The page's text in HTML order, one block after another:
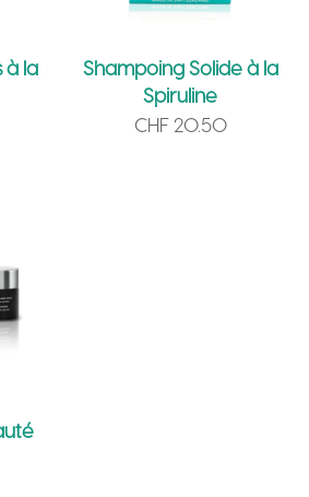
à la
Shampoing Solide à la
Spiruline
CHF20.50